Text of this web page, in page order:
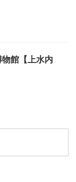
館【上水内